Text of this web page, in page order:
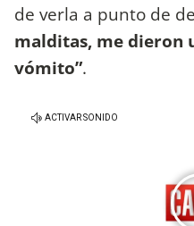
de verla a punto de
malditas, me dieron
vómito”.